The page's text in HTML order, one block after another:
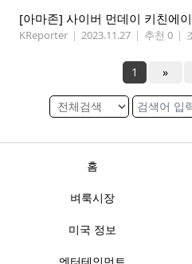
[아마존] 사이버 먼데이 키친에
KReporter | 2023.11.27 | 추천 0 |
1 »
홈
벼룩시장
미국 정보